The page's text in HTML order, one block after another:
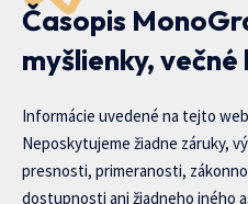
Časopis
myšlienky,
Informácie uvedené na tejto
Neposkytujeme žiadne záruky,
presnosti, primeranosti,
dostupnosti ani žiadneho iného